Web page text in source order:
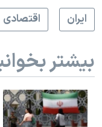
ايران
اقتصادی
بیشتر